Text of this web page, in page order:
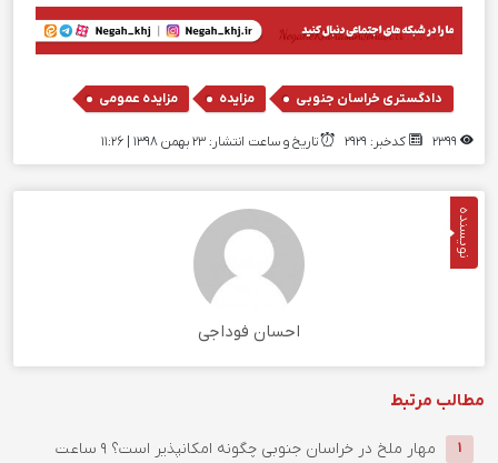
دادگستری خراسان جنوبی , مزایده , مزایده عمومی
کدخبر: 2929 تاریخ و ساعت انتشار: ۲۳ بهمن ۱۳۹۸ | 11:26
نویسنده
احسان فوداجی
مطالب مرتبط
1 ‌مهار ملخ در خراسان جنوبی چگونه امکانپذیر است؟
9 ساعت